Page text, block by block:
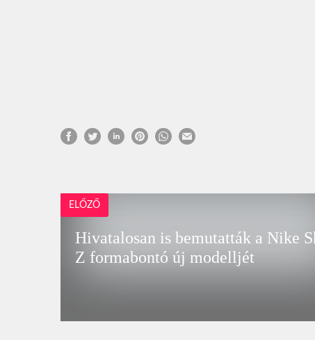
ELŐZŐ
Hivatalosan is bemutatták a Nike
Z formabontó új modelljét